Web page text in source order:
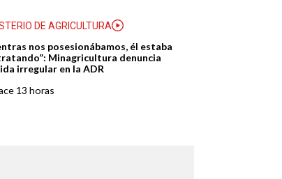
DE AGRICULTURA
nos posesionábamos, él estaba
Minagricultura denuncia
irregular en la ADR
13 horas